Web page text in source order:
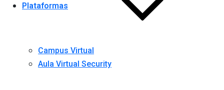
Plataformas
Campus Virtual
Aula Virtual Security